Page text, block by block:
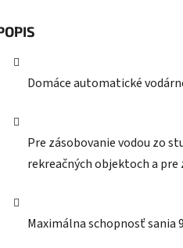
Domáce automatické
Pre zásobovanie vodou zo
rekreačných objektoch a pre
Maximálna schopnosť sania